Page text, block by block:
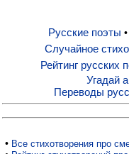
Русские поэты
Биографии
Стихи по
Русские поэты •
Случайное
Рейтинг русских
Угадай
Переводы
• Все стихотворения про